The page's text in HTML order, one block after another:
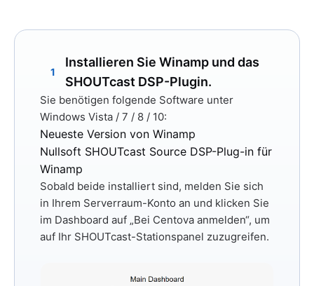
1
Installieren Sie Winamp und das
SHOUTcast DSP-Plugin.
Sie benötigen folgende Software unter
Windows Vista / 7 / 8 / 10:
Neueste Version von Winamp
Nullsoft SHOUTcast Source DSP-Plug-in für
Winamp
Sobald beide installiert sind, melden Sie sich
in Ihrem Serverraum-Konto an und klicken Sie
im Dashboard auf „Bei Centova anmelden“, um
auf Ihr SHOUTcast-Stationspanel zuzugreifen.